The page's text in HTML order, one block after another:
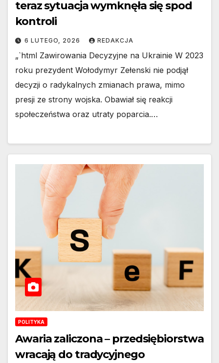
teraz sytuacja wymknęła się spod
kontroli
6 LUTEGO, 2026 REDAKCJA
„`html Zawirowania Decyzyjne na Ukrainie W 2023
roku prezydent Wołodymyr Zełenski nie podjął
decyzji o radykalnych zmianach prawa, mimo
presji ze strony wojska. Obawiał się reakcji
społeczeństwa oraz utraty poparcia.…
POLITYKA
Awaria zaliczona – przedsiębiorstwa
wracają do tradycyjnego